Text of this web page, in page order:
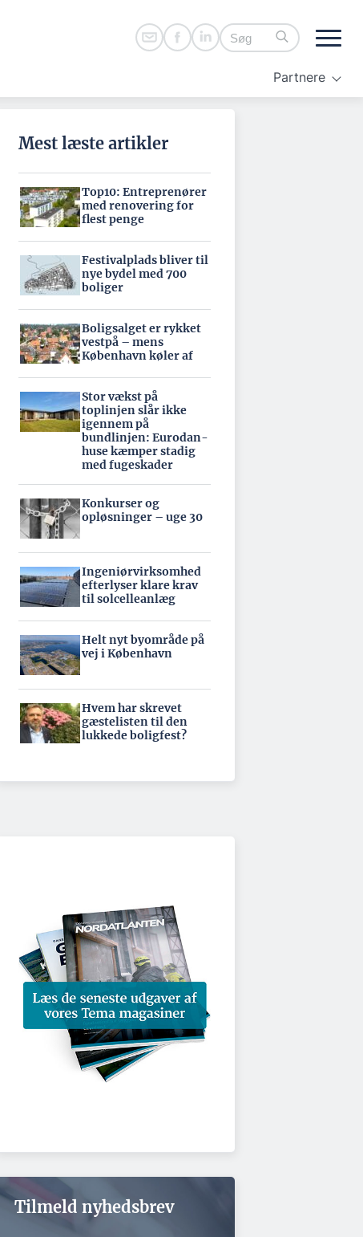
Partnere
Mest læste artikler
Top10: Entreprenører
med renovering for
flest penge
Festivalplads bliver til
nye bydel med 700
boliger
Boligsalget er rykket
vestpå – mens
København køler af
Stor vækst på
toplinjen slår ikke
igennem på
bundlinjen: Eurodan-
huse kæmper stadig
med fugeskader
Konkurser og
opløsninger – uge 30
Ingeniørvirksomhed
efterlyser klare krav
til solcelleanlæg
Helt nyt byområde på
vej i København
Hvem har skrevet
gæstelisten til den
lukkede boligfest?
Tilmeld nyhedsbrev